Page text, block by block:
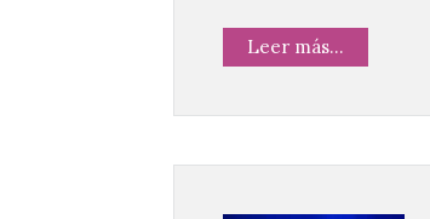
Leer más...